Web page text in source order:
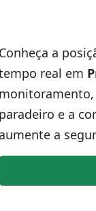
Conheça a
real em
monitoramento,
paradeiro e a
a